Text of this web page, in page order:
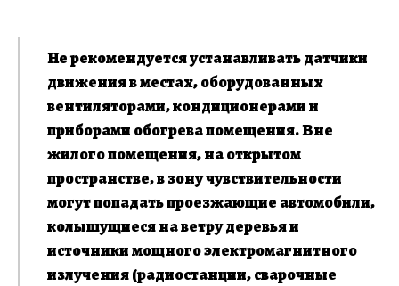
Не рекомендуется устанавливать датчики
движения в местах, оборудованных
вентиляторами, кондиционерами и
приборами обогрева помещения. Вне
жилого помещения, на открытом
пространстве, в зону чувствительности
могут попадать проезжающие автомобили,
колышущиеся на ветру деревья и
источники мощного электромагнитного
излучения (радиостанции, сварочные